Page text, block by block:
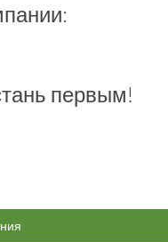
первым!